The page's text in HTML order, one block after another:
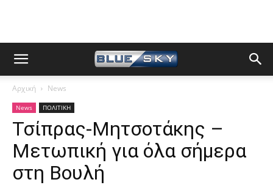
Αρχική News
News ΠΟΛΙΤΙΚΗ
Τσίπρας-Μητσοτάκης –
Μετωπική για όλα σήμερα
στη Βουλή